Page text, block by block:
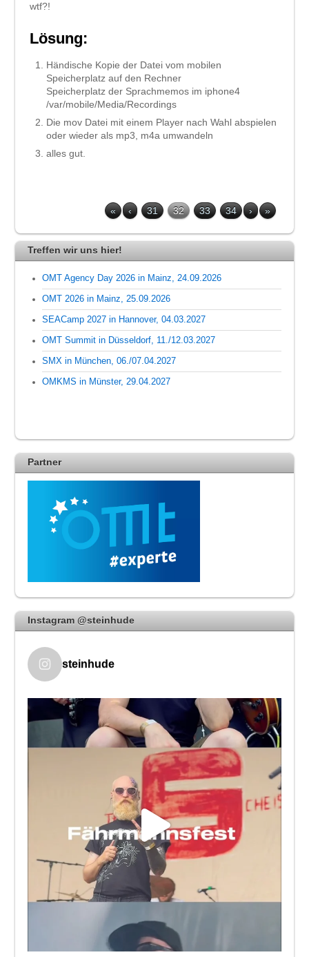
wtf?!
Lösung:
Händische Kopie der Datei vom mobilen
Speicherplatz auf den Rechner
Speicherplatz der Sprachmemos im iphone4
/var/mobile/Media/Recordings
Die mov Datei mit einem Player nach Wahl abspielen
oder wieder als mp3, m4a umwandeln
alles gut.
« ‹ 31 32 33 34 › »
Treffen wir uns hier!
OMT Agency Day 2026 in Mainz, 24.09.2026
OMT 2026 in Mainz, 25.09.2026
SEACamp 2027 in Hannover, 04.03.2027
OMT Summit in Düsseldorf, 11./12.03.2027
SMX in München, 06./07.04.2027
OMKMS in Münster, 29.04.2027
Partner
Instagram @steinhude
steinhude